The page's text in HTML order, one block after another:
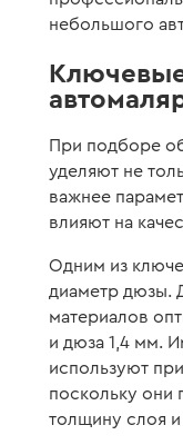
небольшого
При подборе
уделяют не
важнее
влияют на
Одним из
диаметр дюзы.
материалов
и дюза 1,4 мм.
используют
поскольку они
толщину слоя